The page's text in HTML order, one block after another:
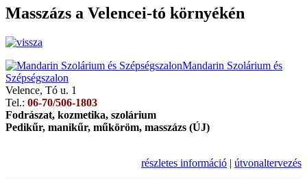
Masszázs a Velencei-tó környékén
Mandarin Szolárium és
Szépségszalon
Velence, Tó u. 1
Tel.: 06-70/506-1803
Fodrászat, kozmetika, szolárium
Pedikűr, manikűr, műköröm, masszázs (ÚJ)
részletes információ | útvonaltervezés